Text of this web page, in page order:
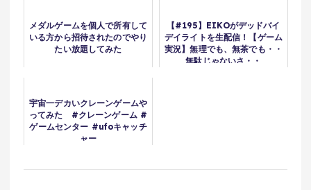
メダルゲームを個人で所有して
いる方から招待されたのでやり
たい放題してみた
【#195】EIKOがデッドバイ
デイライトを生配信！【ゲーム
実況】無理でも、無茶でも・・
無駄じゃないさ・・
宇宙一デカいクレーンゲームや
ってみた #クレーンゲーム #
ゲームセンター #ufoキャッチ
ャー